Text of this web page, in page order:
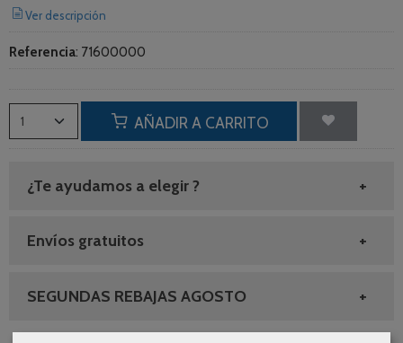
Ver descripción
Referencia: 71600000
AÑADIR A CARRITO
¿Te ayudamos a elegir ?
Envíos gratuitos
SEGUNDAS REBAJAS AGOSTO